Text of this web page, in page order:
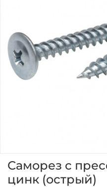
Саморез с
цинк (острый)